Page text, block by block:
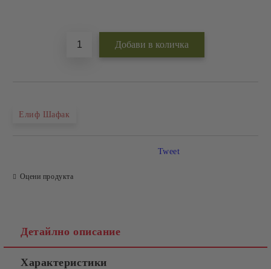
Елиф Шафак
Оцени продукта
Tweet
Детайлно описание
Характеристики